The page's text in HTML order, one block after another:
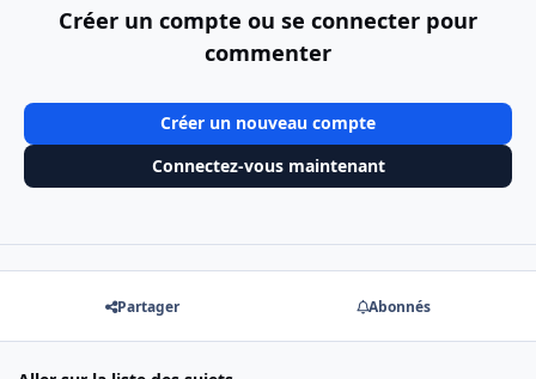
Créer un compte ou se connecter pour
commenter
Créer un nouveau compte
Connectez-vous maintenant
Partager Abonnés